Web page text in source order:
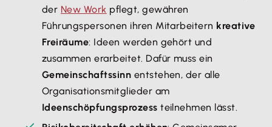
der New Work pflegt, gewähren
Führungspersonen ihren Mitarbeitern kreative
Freiräume: Ideen werden gehört und
zusammen erarbeitet. Dafür muss ein
Gemeinschaftssinn entstehen, der alle
Organisationsmitglieder am
Ideenschöpfungsprozess teilnehmen lässt.